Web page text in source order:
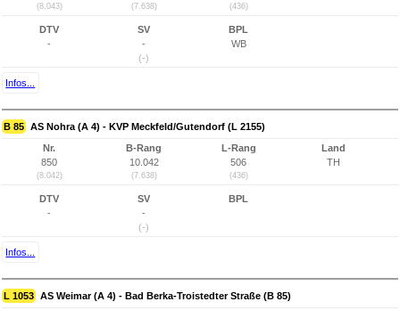
(8.043) (7.638) (436)
DTV
-
SV
-
(-)
BPL
WB
Infos...
B 85 AS Nohra (A 4) - KVP Meckfeld/Gutendorf (L 2155)
Nr.
850
(8.042)
B-Rang
10.042
(7.638)
L-Rang
506
(436)
Land
TH
DTV
-
SV
-
(-)
BPL
Infos...
L 1053 AS Weimar (A 4) - Bad Berka-Troistedter Straße (B 85)